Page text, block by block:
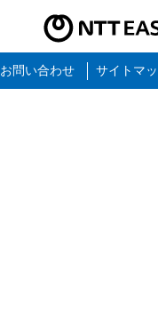
NTT東日本公式サイト（
お問い合わせ サイトマ